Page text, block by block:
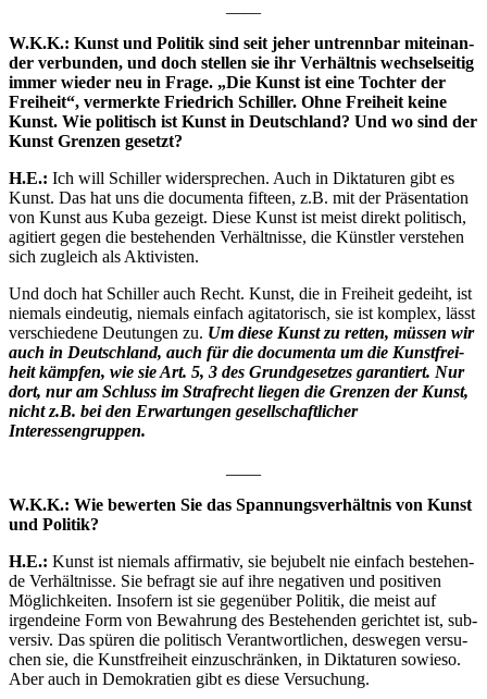
W.K.K.: Kunst und Poli­tik sind seit jeher untrenn­bar mit­ein­an­
der ver­bun­den, und doch stel­len sie ihr Ver­hält­nis wech­sel­sei­tig
immer wie­der neu in Fra­ge. „Die Kunst ist eine Toch­ter der
Frei­heit“, ver­merk­te Fried­rich Schil­ler. Ohne Frei­heit kei­ne
Kunst. Wie poli­tisch ist Kunst in Deutsch­land? Und wo sind der
Kunst Gren­zen gesetzt?
H.E.: Ich will Schil­ler wider­spre­chen. Auch in Dik­ta­tu­ren gibt es
Kunst. Das hat uns die docu­men­ta fif­teen, z.B. mit der Prä­sen­ta­ti­on
von Kunst aus Kuba gezeigt. Die­se Kunst ist meist direkt poli­tisch,
agi­tiert gegen die bestehen­den Ver­hält­nis­se, die Künst­ler ver­ste­hen
sich zugleich als Aktivisten.
Und doch hat Schil­ler auch Recht. Kunst, die in Frei­heit gedeiht, ist
nie­mals ein­deu­tig, nie­mals ein­fach agi­ta­to­risch, sie ist kom­plex, lässt
ver­schie­de­ne Deu­tun­gen zu. Um die­se Kunst zu ret­ten, müs­sen wir
auch in Deutsch­land, auch für die docu­men­ta um die Kunst­frei­
heit kämp­fen, wie sie Art. 5, 3 des Grund­ge­set­zes garan­tiert. Nur
dort, nur am Schluss im Straf­recht lie­gen die Gren­zen der Kunst,
nicht z.B. bei den Erwar­tun­gen gesell­schaft­li­cher
Interessengruppen.
W.K.K.: Wie bewer­ten Sie das Span­nungs­ver­hält­nis von Kunst
und Politik?
H.E.: Kunst ist nie­mals affir­ma­tiv, sie beju­belt nie ein­fach bestehen­
de Ver­hält­nis­se. Sie befragt sie auf ihre nega­ti­ven und posi­ti­ven
Mög­lich­kei­ten. Inso­fern ist sie gegen­über Poli­tik, die meist auf
irgend­ei­ne Form von Bewah­rung des Bestehen­den gerich­tet ist, sub­
ver­siv. Das spü­ren die poli­tisch Ver­ant­wort­li­chen, des­we­gen ver­su­
chen sie, die Kunst­frei­heit ein­zu­schrän­ken, in Dik­ta­tu­ren sowie­so.
Aber auch in Demo­kra­tien gibt es die­se Versuchung.